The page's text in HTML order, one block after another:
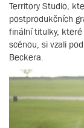
Territory Studio,
postprodukčních
finální titulky,
scénou, si vzali
Beckera.